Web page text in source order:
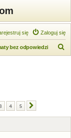
Zaloguj się
się
bez odpowiedzi
4 5